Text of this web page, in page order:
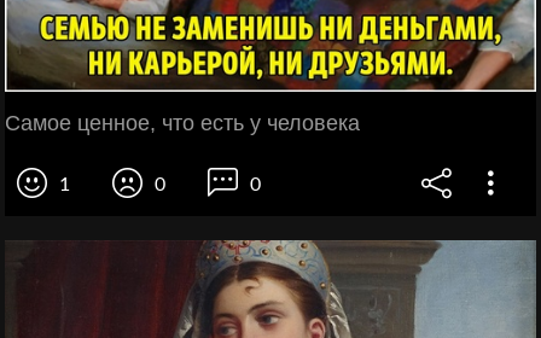
Самое ценное, что есть у человека
1 0 0